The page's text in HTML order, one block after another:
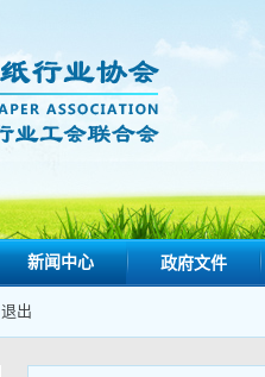
新闻中心 政府文件
退出